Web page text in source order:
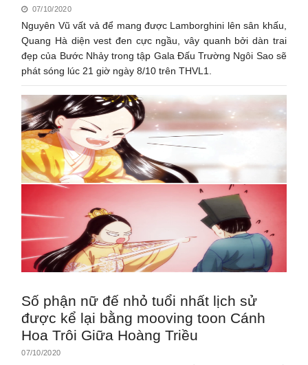
07/10/2020
Nguyên Vũ vất vả để mang được Lamborghini lên sân khấu,
Quang Hà diện vest đen cực ngầu, vây quanh bởi dàn trai
đẹp của Bước Nhảy trong tập Gala Đấu Trường Ngôi Sao sẽ
phát sóng lúc 21 giờ ngày 8/10 trên THVL1.
Số phận nữ đế nhỏ tuổi nhất lịch sử
được kể lại bằng mooving toon Cánh
Hoa Trôi Giữa Hoàng Triều
07/10/2020